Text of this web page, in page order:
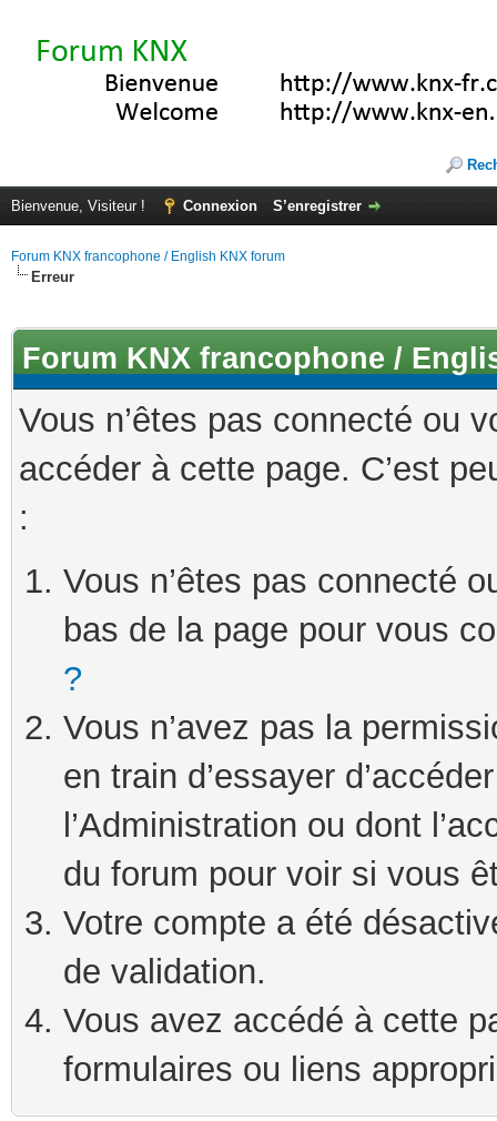
Bienvenue, Visiteur ! Connexion S’enregistrer
Forum KNX francophone / English KNX forum
Erreur
Forum KNX francophone /
Vous n’êtes pas connecté ou
accéder à cette page. C’est
:
Vous n’êtes pas connecté
bas de la page pour vous
?
Vous n’avez pas la
en train d’essayer
l’Administration ou dont
du forum pour voir si vous
Votre compte a été
de validation.
Vous avez accédé à cette
formulaires ou liens